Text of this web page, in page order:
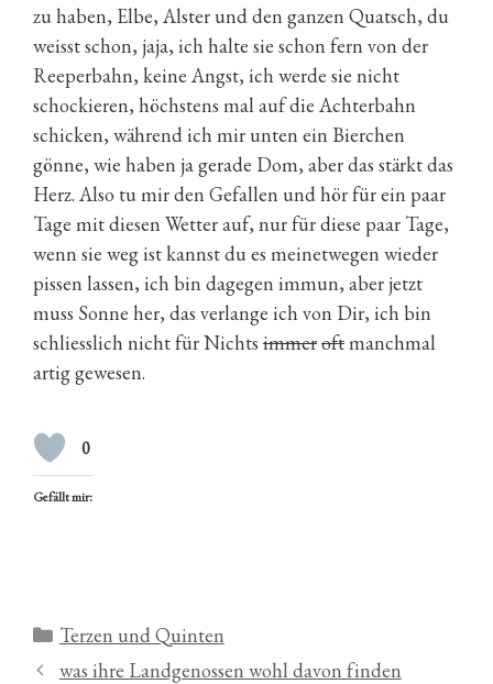
zu haben, Elbe, Alster und den ganzen Quatsch, du
weisst schon, jaja, ich halte sie schon fern von der
Reeperbahn, keine Angst, ich werde sie nicht
schockieren, höchstens mal auf die Achterbahn
schicken, während ich mir unten ein Bierchen
gönne, wie haben ja gerade Dom, aber das stärkt das
Herz. Also tu mir den Gefallen und hör für ein paar
Tage mit diesen Wetter auf, nur für diese paar Tage,
wenn sie weg ist kannst du es meinetwegen wieder
pissen lassen, ich bin dagegen immun, aber jetzt
muss Sonne her, das verlange ich von Dir, ich bin
schliesslich nicht für Nichts immeroftmanchmal
artig gewesen.
0
Gefällt mir:
Kategorien
Terzen und Quinten
was ihre Landgenossen wohl davon finden